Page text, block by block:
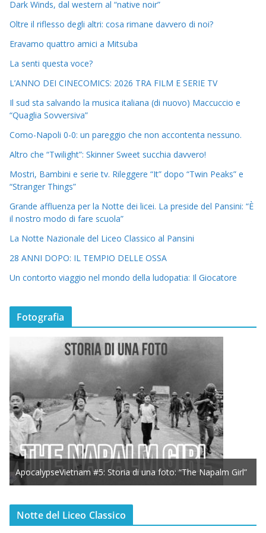
Dark Winds, dal western al “native noir”
Oltre il riflesso degli altri: cosa rimane davvero di noi?
Eravamo quattro amici a Mitsuba
La senti questa voce?
L’ANNO DEI CINECOMICS: 2026 TRA FILM E SERIE TV
Il sud sta salvando la musica italiana (di nuovo) Maccuccio e
“Quaglia Sovversiva”
Como-Napoli 0-0: un pareggio che non accontenta nessuno.
Altro che “Twilight”: Skinner Sweet succhia davvero!
Mostri, Bambini e serie tv. Rileggere “It” dopo “Twin Peaks” e
“Stranger Things”
Grande affluenza per la Notte dei licei. La preside del Pansini: “È
il nostro modo di fare scuola”
La Notte Nazionale del Liceo Classico al Pansini
28 ANNI DOPO: IL TEMPIO DELLE OSSA
Un contorto viaggio nel mondo della ludopatia: Il Giocatore
Fotografia
ApocalypseVietnam #5: Storia di una foto: “The Napalm Girl”
Notte del Liceo Classico